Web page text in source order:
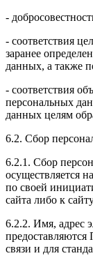
-
- соответствия
заранее
данных, а также
- соответствия
персональных
данных целям
6.2. Сбор
6.2.1. Сбор
осуществляется
по своей
сайта либо к
6.2.2. Имя, адрес
предоставляются
связи и для